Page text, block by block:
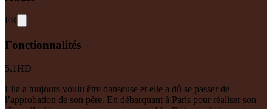
FR
Fonctionnalités
5.1 HD
Lila a toujours voulu être danseuse et elle a dû se passer de
l’approbation de son père. En débarquant à Paris pour réaliser son